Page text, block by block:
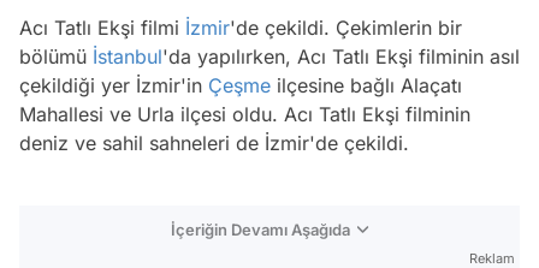
Acı Tatlı Ekşi filmi İzmir'de çekildi. Çekimlerin bir
bölümü İstanbul'da yapılırken, Acı Tatlı Ekşi filminin asıl
çekildiği yer İzmir'in Çeşme ilçesine bağlı Alaçatı
Mahallesi ve Urla ilçesi oldu. Acı Tatlı Ekşi filminin
deniz ve sahil sahneleri de İzmir'de çekildi.
İçeriğin Devamı Aşağıda
Reklam